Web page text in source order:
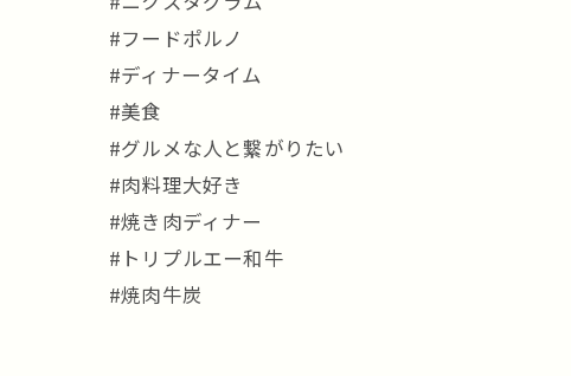
#フードポルノ
#ディナータイム
#美食
#グルメな人と繋がりたい
#肉料理大好き
#焼き肉ディナー
#トリプルエー和牛
#焼肉牛炭